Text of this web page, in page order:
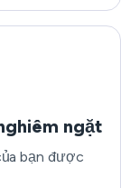
ngặt
bạn được